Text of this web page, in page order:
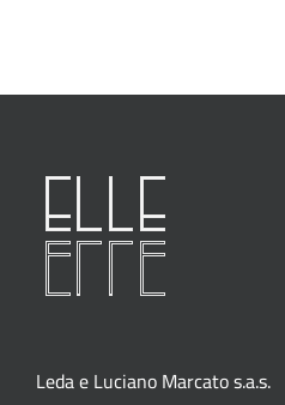
Leda e Luciano Marcato s.a.s.